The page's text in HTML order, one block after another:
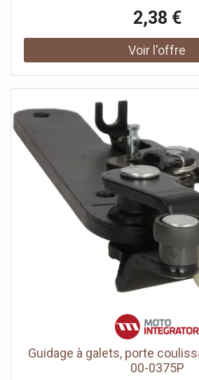
propriété industrielle ou des
garantit et s’engage à ce que ni lui-
clients ou partenaires contractuels
mentionnées à d’autres fins que
2,38 €
Guidage à galets, porte
00-0375P